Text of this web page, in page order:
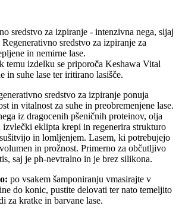
sredstvo za izpiranje - intenzivna nega, sijaj
sredstvo za izpiranje za
in nemirne lase.
temu izdelku se priporoča Keshawa Vital
in suhe lase ter iritirano lasišče.
sredstvo za izpiranje ponuja
in vitalnost za suhe in preobremenjene lase.
iz dragocenih pšeničnih proteinov, olja
eklipta krepi in regenerira strukturo
in lomljenjem. Lasem, ki potrebujejo
in prožnost. Primerno za občutljivo
saj je ph-nevtralno in je brez silikona.
po vsakem šamponiranju vmasirajte v
do konic, pustite delovati ter nato temeljito
za kratke in barvane lase.